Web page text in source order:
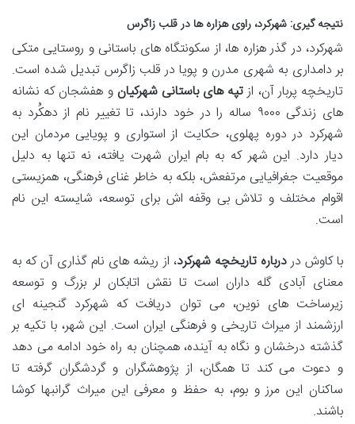
نتیجه گیری: شهرکرد، راوی هزاره ها در قلب زاگرس
شهرکرد، در گذر هزاره ها، از سکونتگاه های باستانی و روستایی متکی
بر دامداری به شهری مدرن و پویا در قلب زاگرس تبدیل شده است.
تاریخچه پربار آن، ازتپه های باستانی شهرکیان و هفشجان که نشانه
های زندگی ۹۰۰۰ ساله را در خود دارند، تا تغییر نام از دهکُرد به
شهرکرد در دوره پهلوی، حکایت از استواری و پویایی مردمان این
دیار دارد. این شهر که به بام ایران شهرت یافته، نه تنها به دلیل
موقعیت جغرافیایی مرتفعش، بلکه به خاطر غنای فرهنگی، همزیستی
اقوام مختلف و تلاش بی وقفه اش برای توسعه، شایسته این نام
است.
با کاوش دردرباره تاریخچه شهرکرد، از ریشه های نام گذاری آن که به
معنای آبادی گله داران است تا نقش اتابکان لر بزرگ و توسعه
زیرساخت های نوین، می توان دریافت که شهرکرد گنجینه ای
ارزشمند از میراث تاریخی و فرهنگی ایران است. این شهر، با تکیه بر
گذشته درخشان و نگاه به آینده، همچنان به راه خود ادامه می دهد
و دعوت می کند تا همگان، از پژوهشگران و گردشگران گرفته تا
ساکنان این مرز و بوم، به حفظ و معرفی این میراث گرانبها کوشا
باشند.